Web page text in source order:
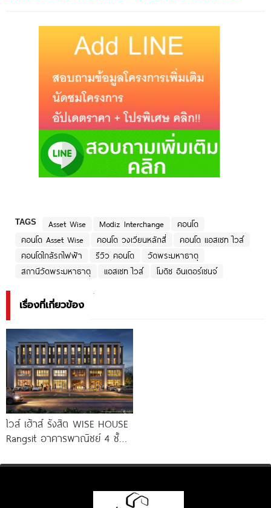
TAGS Asset Wise Modiz Interchange
คอนโด
คอนโด Asset Wise
คอนโด วงเวียนหลักสี่
คอนโด แอสเซท ไวส์
คอนโดใกล้รถไฟฟ้า
รีวิว คอนโด
วัดพระมหาธาตุ
สถานีวัดพระมหาธาตุ
แอสเซท ไวส์ โมดิซ อินเตอร์เชนจ์
เรื่องที่เกี่ยวข้อง
ไวส์ เฮ้าส์ รังสิต WISE HOUSE
Rangsit อาคารพาณิชย์ 4 ชั้น